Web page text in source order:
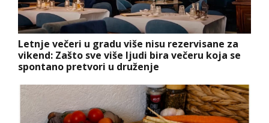
Letnje večeri u gradu više nisu rezervisane za
vikend: Zašto sve više ljudi bira večeru koja se
spontano pretvori u druženje